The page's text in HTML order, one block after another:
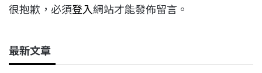
很抱歉，必須登入網站才能發佈留言。
最新文章